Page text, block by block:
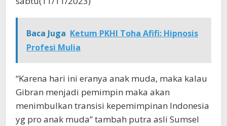
Baca Juga Ketum PKHI Toha Afifi: Hipnosis
Profesi Mulia
“Karena hari ini eranya anak muda, maka kalau
Gibran menjadi pemimpin maka akan
menimbulkan transisi kepemimpinan Indonesia
yg pro anak muda” tambah putra asli Sumsel